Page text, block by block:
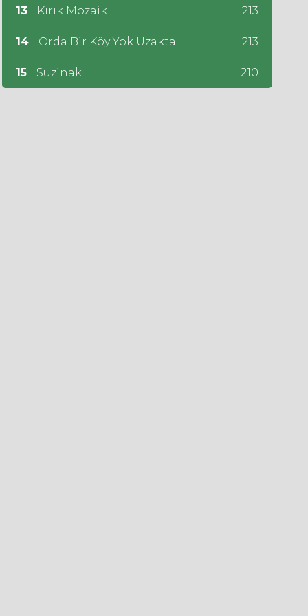
13 Kırık Mozaik 213
14 Orda Bir Köy Yok Uzakta 213
15 Suzinak 210